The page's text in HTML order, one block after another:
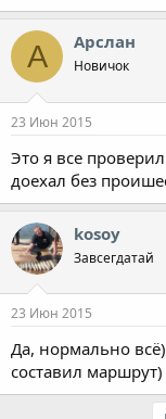
А Арслан
Новичок
23 Июн 2015
Это я все
доехал без
kosoy
Завсегдатай
23 Июн 2015
Да, нормально
составил маршрут)